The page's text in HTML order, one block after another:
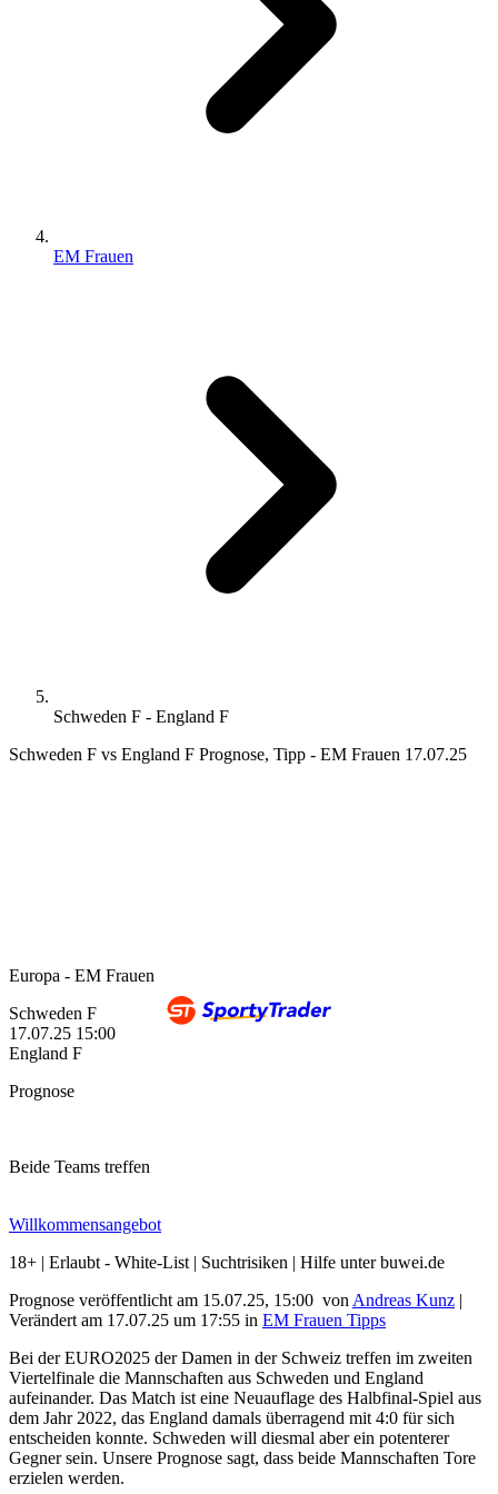
EM Frauen
Schweden F - England F
Schweden F vs England F Prognose, Tipp - EM Frauen 17.07.25
Europa - EM Frauen
Schweden F
17.07.25 15:00
England F
Prognose
Beide Teams treffen
Willkommensangebot
18+ | Erlaubt - White-List | Suchtrisiken | Hilfe unter buwei.de
Prognose veröffentlicht am 15.07.25, 15:00 von Andreas Kunz |
Verändert am 17.07.25 um 17:55 in EM Frauen Tipps
Bei der EURO2025 der Damen in der Schweiz treffen im zweiten
Viertelfinale die Mannschaften aus Schweden und England
aufeinander. Das Match ist eine Neuauflage des Halbfinal-Spiel aus
dem Jahr 2022, das England damals überragend mit 4:0 für sich
entscheiden konnte. Schweden will diesmal aber ein potenterer
Gegner sein. Unsere Prognose sagt, dass beide Mannschaften Tore
erzielen werden.